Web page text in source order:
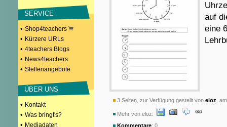
SERVICE
• Shop4teachers
• Kürzere URLs
• 4teachers Blogs
• News4teachers
• Stellenangebote
ÜBER UNS
• Kontakt
• Was bringt's?
• Mediadaten
auf
eine
3 Seiten, zur Verfügung gestellt von eloz
Mehr von eloz:
Kommentare: 0